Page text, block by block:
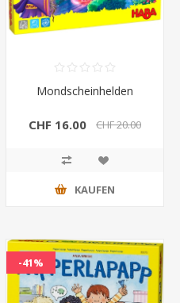
Mondscheinhelden
CHF 16.00 CHF 20.00
KAUFEN
-41%